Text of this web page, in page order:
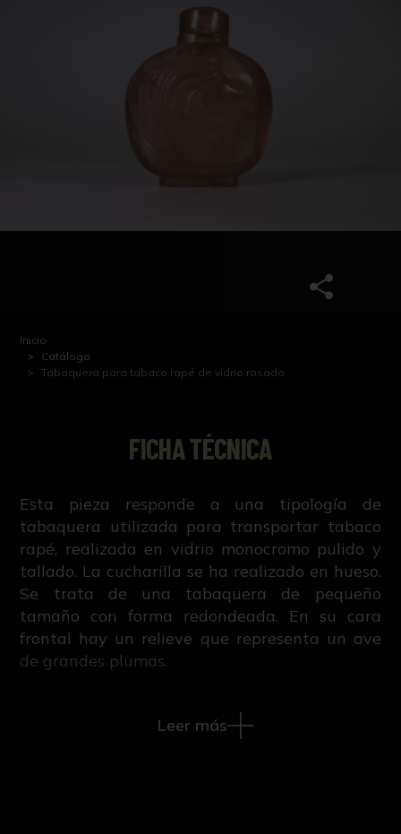
Inicio
Catálogo
Tabaquera para tabaco rapé de vidrio rosado
FICHA TÉCNICA
Esta pieza responde a una tipología de
tabaquera utilizada para transportar tabaco
rapé, realizada en vidrio monocromo pulido y
tallado. La cucharilla se ha realizado en hueso.
Se trata de una tabaquera de pequeño
tamaño con forma redondeada. En su cara
frontal hay un relieve que representa un ave
de grandes plumas.
permiten identificarlo como uno de los
Leer más